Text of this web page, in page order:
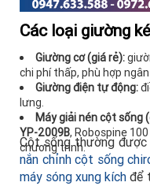
Các loại giường
Giường cơ (giá rẻ):
chi phí thấp, phù hợp
Giường điện tự động:
lưng.
Máy giải nén cột sống
YP-2009B, Robospine
chương trình.
Cột sống thường
nắn chỉnh cột sống
máy sóng xung kích để